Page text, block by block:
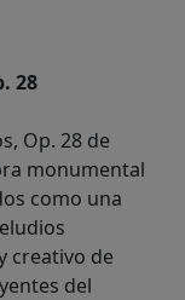
28
Op. 28 de
monumental
como una
creativo de
del